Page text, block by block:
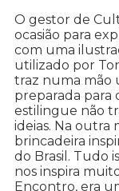
O gestor de
ocasião para
com uma
utilizado por
traz numa mão
preparada para
estilingue não
ideias. Na outra
brincadeira
do Brasil. Tudo
nos inspira
Encontro, era